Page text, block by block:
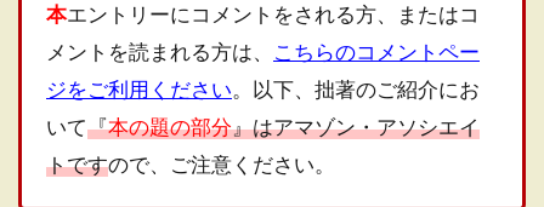
本エントリーにコメントをされる方、またはコ
メントを読まれる方は、 こちらのコメントペー
ジをご利用ください。以下、拙著のご紹介にお
いて『本の題の部分』はアマゾン・アソシエイ
トですので、ご注意ください。